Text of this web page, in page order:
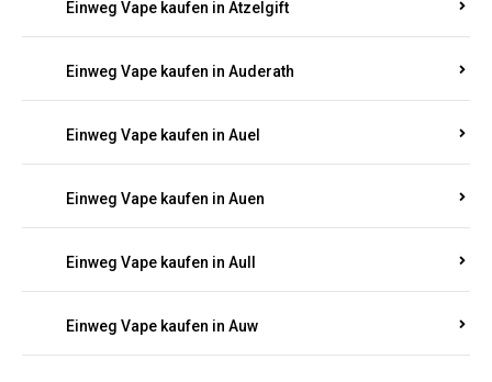
Einweg Vape kaufen in Atzelgift
Einweg Vape kaufen in Auderath
Einweg Vape kaufen in Auel
Einweg Vape kaufen in Auen
Einweg Vape kaufen in Aull
Einweg Vape kaufen in Auw